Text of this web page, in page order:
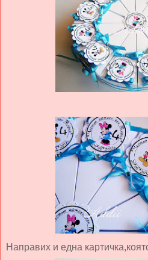
Направих и една